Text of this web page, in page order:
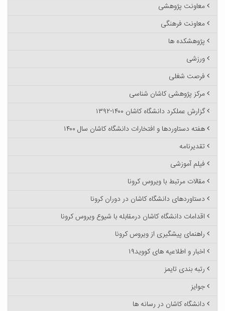
معاونت پژوهشی
معاونت فرهنگی
پژوهشکده ها
ورزشی
فرصت شغلی
مرکز پژوهشی کاشان شناسی
گزارش عملکرد دانشگاه کاشان ۱۴۰۰-۱۳۹۲
هفته دستاوردها و افتخارات دانشگاه کاشان سال ۱۴۰۰
تقدیرنامه
فیلم آموزشی
مقالات مرتبط با ویروس کرونا
دستاوردهای دانشگاه کاشان در دوران کرونا
اقدامات دانشگاه کاشان درمقابله با شیوع ویروس کرونا
راهنمای پیشگیری از ویروس کرونا
اخبار و اطلاعیه های کووید۱۹
رتبه بندی تایمز
جوایز
دانشگاه کاشان در رسانه ها